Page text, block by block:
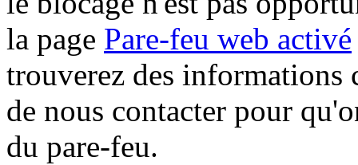
la page Pare-feu web activé
trouverez des informations
de nous contacter pour
du pare-feu.